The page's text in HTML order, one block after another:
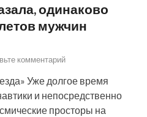
одинаково
мужчин
комментарий
Уже долгое время
и непосредственно
просторы на